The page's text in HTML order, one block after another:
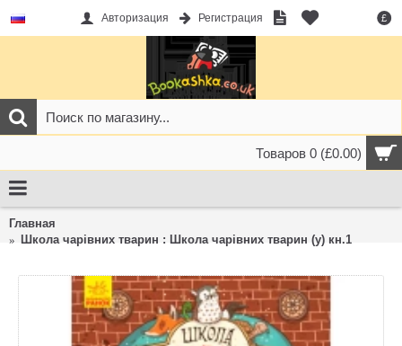
£
Авторизация Регистрация
Товаров 0 (£0.00)
Главная
Школа чарівних тварин : Школа чарівних тварин (у) кн.1